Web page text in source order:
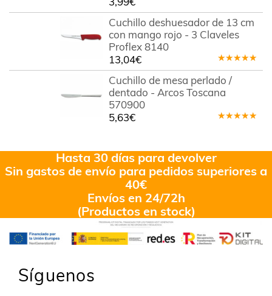
Cuchillo deshuesador de 13 cm
con mango rojo - 3 Claveles
Proflex 8140
en 5.00
5
13,04€
Cuchillo de mesa perlado /
dentado - Arcos Toscana
570900
5,63€
Hasta 30 días para devolver
Sin gastos de envío para pedidos superiores a
40€
Envíos en 24/72h
(Productos en stock)
Síguenos